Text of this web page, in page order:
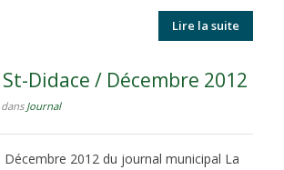
Lire la suite
Didace / Décembre 2012
dans Journal
Décembre 2012 du journal municipal La